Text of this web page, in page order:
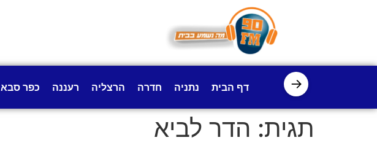
→ דף הבית נתניה חדרה הרצליה רעננה כפר סבא
תגית: הדר לביא